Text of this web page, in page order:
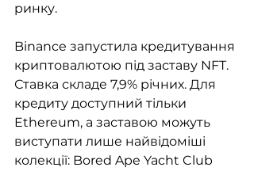
ринку.
Binance запустила кредитування
криптовалютою під заставу NFT.
Ставка складе 7,9% річних. Для
кредиту доступний тільки
Ethereum, а заставою можуть
виступати лише найвідоміші
колекції: Bored Ape Yacht Club